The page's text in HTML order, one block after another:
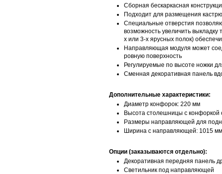
Сборная бескаркасная
Подходит для размещения
Специальные отверстия
возможность увеличить выкладку
х или 3-х ярусных полок)
Направляющая модуля может
ровную поверхность
Регулируемые по высоте ножки
Сменная декоративная панель
Дополнительные характеристики:
Диаметр конфорок: 220 мм
Высота столешницы с конфоркой
Размеры направляющей для
Ширина с направляющей: 1015 мм
Опции (заказываются отдельно):
Декоративная передняя панель
Светильник под направляющей